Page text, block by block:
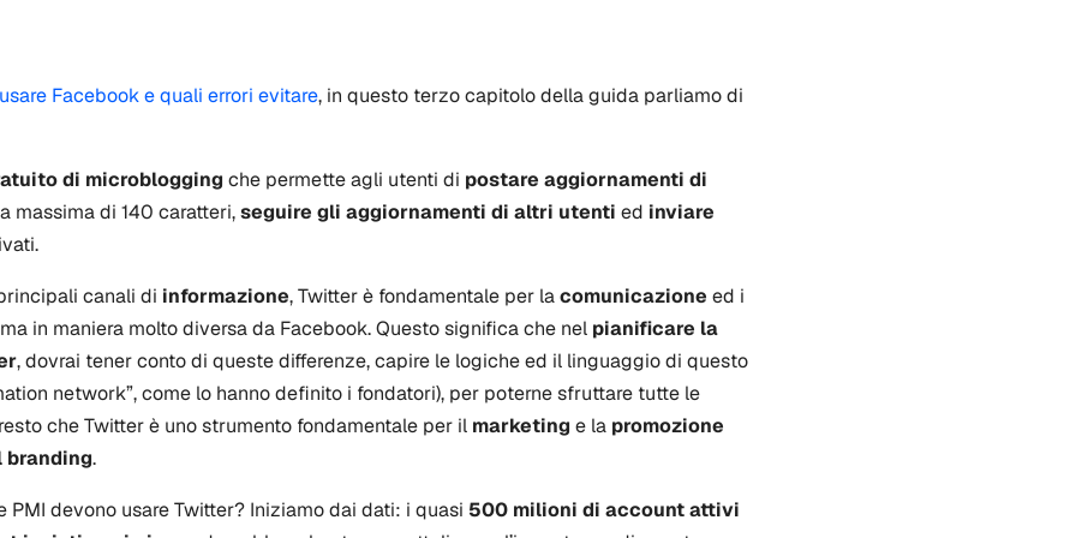
Facebook e quali errori evitare, in questo terzo capitolo della guida parliamo di
di microblogging che permette agli utenti di postare aggiornamenti di
massima di 140 caratteri,seguire gli aggiornamenti di altri utenti ed inviare
canali di informazione, Twitter è fondamentale per lacomunicazione ed i
in maniera molto diversa da Facebook. Questo significa che nel pianificare la
, dovrai tener conto di queste differenze, capire le logiche ed il linguaggio di questo
network”, come lo hanno definito i fondatori), per poterne sfruttare tutte le
che Twitter è uno strumento fondamentale per il marketing e la promozione
branding.
PMI devono usare Twitter? Iniziamo dai dati: i quasi 500 milioni di account attivi